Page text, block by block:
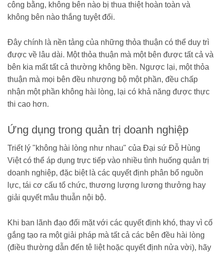
công bằng, không bên nào bị thua thiệt hoàn toàn và
không bên nào thắng tuyệt đối.
Đây chính là nền tảng của những thỏa thuận có thể duy trì
được về lâu dài. Một thỏa thuận mà một bên được tất cả và
bên kia mất tất cả thường không bền. Ngược lại, một thỏa
thuận mà mọi bên đều nhượng bộ một phần, đều chấp
nhận một phần không hài lòng, lại có khả năng được thực
thi cao hơn.
Ứng dụng trong quản trị doanh nghiệp
Triết lý "không hài lòng như nhau" của Đại sứ Đỗ Hùng
Việt có thể áp dụng trực tiếp vào nhiều tình huống quản trị
doanh nghiệp, đặc biệt là các quyết định phân bổ nguồn
lực, tái cơ cấu tổ chức, thương lượng lương thưởng hay
giải quyết mâu thuẫn nội bộ.
Khi ban lãnh đạo đối mặt với các quyết định khó, thay vì cố
gắng tạo ra một giải pháp mà tất cả các bên đều hài lòng
(điều thường dẫn đến tê liệt hoặc quyết định nửa vời), hãy